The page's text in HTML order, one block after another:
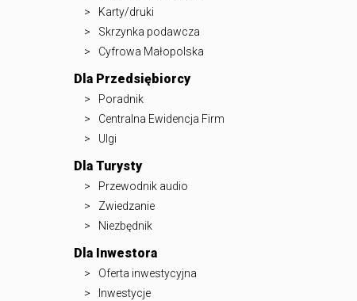
Karty/druki
Skrzynka podawcza
Cyfrowa Małopolska
Dla Przedsiębiorcy
Poradnik
Centralna Ewidencja Firm
Ulgi
Dla Turysty
Przewodnik audio
Zwiedzanie
Niezbędnik
Dla Inwestora
Oferta inwestycyjna
Inwestycje